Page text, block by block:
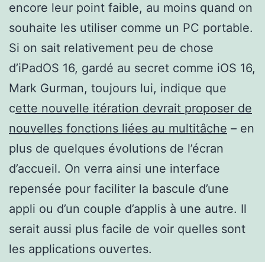
encore leur point faible, au moins quand on
souhaite les utiliser comme un PC portable.
Si on sait relativement peu de chose
d’iPadOS 16, gardé au secret comme iOS 16,
Mark Gurman, toujours lui, indique que
cette nouvelle itération devrait proposer de
nouvelles fonctions liées au multitâche – en
plus de quelques évolutions de l’écran
d’accueil. On verra ainsi une interface
repensée pour faciliter la bascule d’une
appli ou d’un couple d’applis à une autre. Il
serait aussi plus facile de voir quelles sont
les applications ouvertes.